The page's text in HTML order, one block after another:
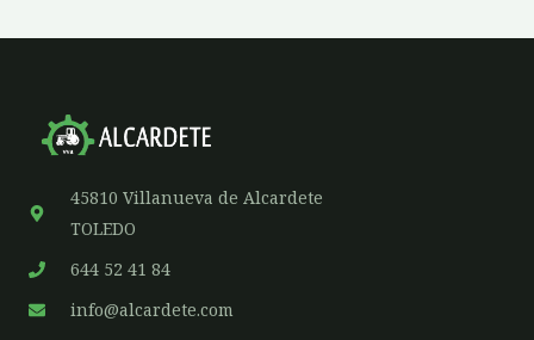
45810 Villanueva de Alcardete
TOLEDO
644 52 41 84
info@alcardete.com